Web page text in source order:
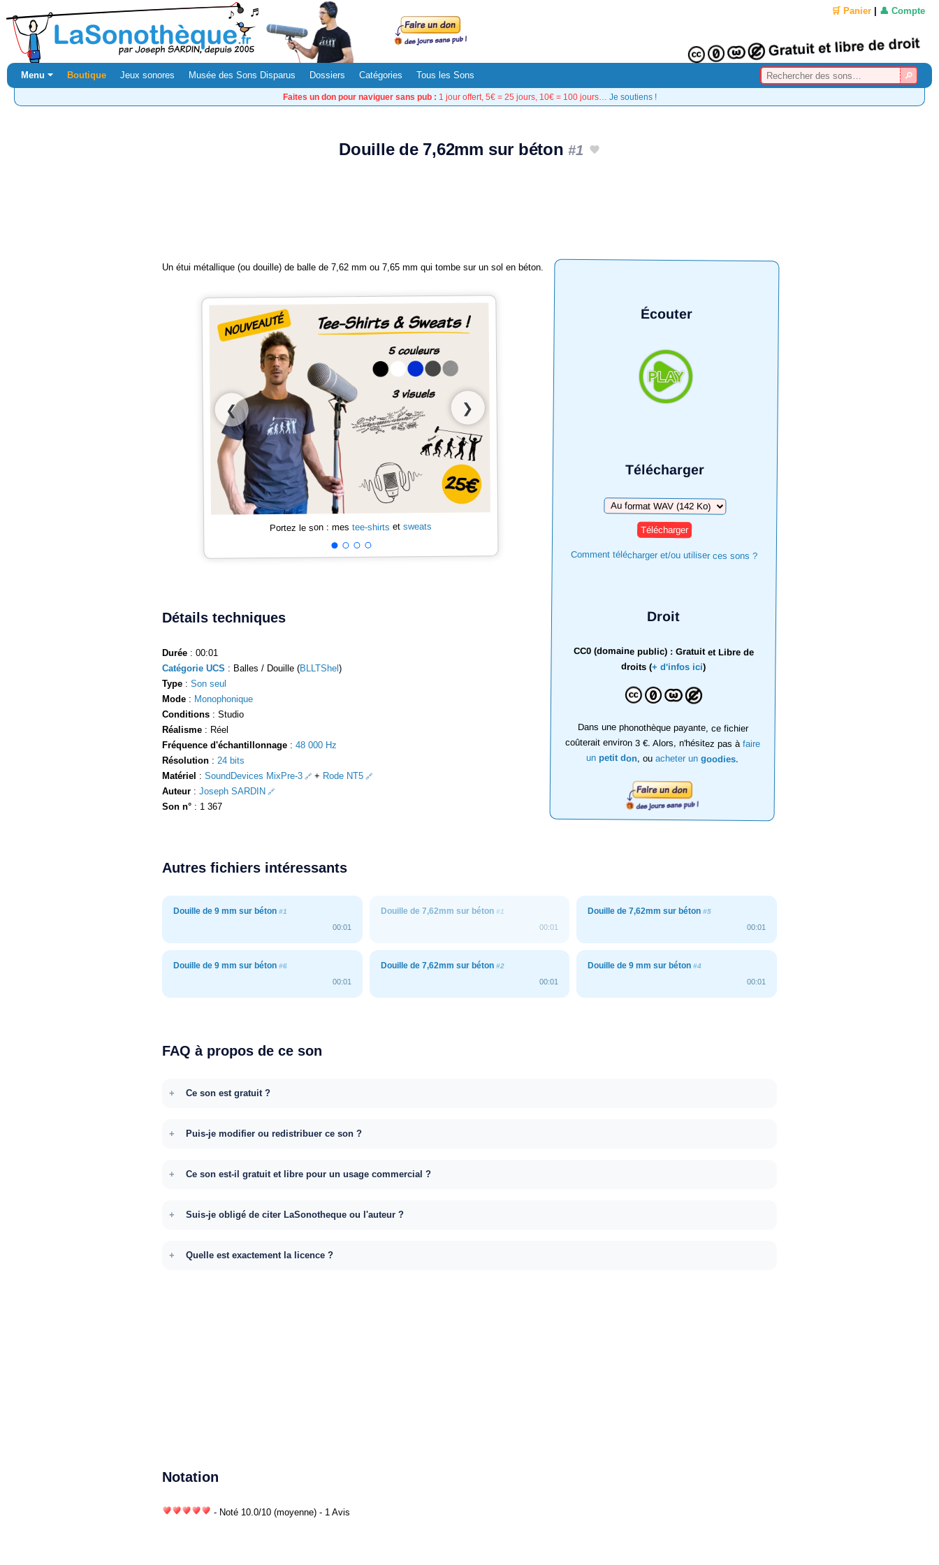
🛒 Panier 👤 Compte
Menu ⏷ Boutique Jeux sonores Musée des Sons Disparus Dossiers Catégories Tous les Sons
Faites un don pour naviguer sans pub : 1 jour offert, 5€ = 25 jours, 10€ = 100 jours… Je soutiens !
Douille de 7,62mm sur béton#1
Écouter
Télécharger
Télécharger
Comment télécharger et/ou utiliser ces sons ?
Droit
CC0 (domaine public) : Gratuit et Libre de
droits (+ d'infos ici)
Dans une phonothèque payante, ce fichier
coûterait environ 3 €. Alors, n'hésitez pas àfaire
un petit don, ouacheter ungoodies.
Un étui métallique (ou douille) de balle de 7,62 mm ou 7,65 mm qui tombe sur un sol en béton.
❮ ❯
Portez le son : mestee-shirts etsweats
Détails techniques
Durée : 00:01
Catégorie UCS : Balles / Douille (BLLTShel)
Type : Son seul
Mode : Monophonique
Conditions : Studio
Réalisme : Réel
Fréquence d'échantillonnage : 48 000 Hz
Résolution : 24 bits
Matériel : SoundDevices MixPre-3 + Rode NT5
Auteur : Joseph SARDIN
Son n° : 1 367
Autres fichiers intéressants
Douille de 9 mm sur béton #1
00:01
Douille de 7,62mm sur béton #1
00:01
Douille de 7,62mm sur béton#5
00:01
Douille de 9 mm sur béton #6
00:01
Douille de 7,62mm sur béton #2
00:01
Douille de 9 mm sur béton#4
00:01
FAQ à propos de ce son
Ce son est gratuit ?
Puis-je modifier ou redistribuer ce son ?
Ce son est-il gratuit et libre pour un usage commercial ?
Suis-je obligé de citer LaSonotheque ou l'auteur ?
Quelle est exactement la licence ?
Notation
- Noté 10.0/10 (moyenne) - 1 Avis